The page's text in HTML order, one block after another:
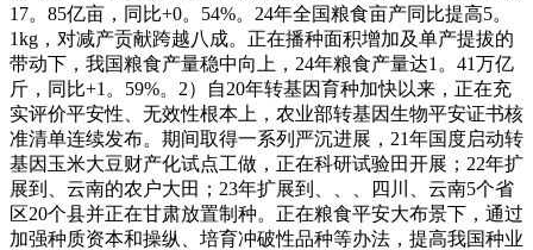
17。85亿亩，同比+0。54%。24年全国粮食亩产同比提高5。
1kg，对减产贡献跨越八成。正在播种面积增加及单产提拔的
带动下，我国粮食产量稳中向上，24年粮食产量达1。41万亿
斤，同比+1。59%。2）自20年转基因育种加快以来，正在充
实评价平安性、无效性根本上，农业部转基因生物平安证书核
准清单连续发布。期间取得一系列严沉进展，21年国度启动转
基因玉米大豆财产化试点工做，正在科研试验田开展；22年扩
展到、云南的农户大田；23年扩展到、、、四川、云南5个省
区20个县并正在甘肃放置制种。正在粮食平安大布景下，通过
加强种质资本和操纵、培育冲破性品种等办法，提高我国种业